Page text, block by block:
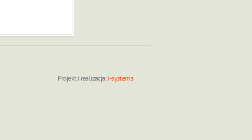
Projekt i realizacja:i-systems